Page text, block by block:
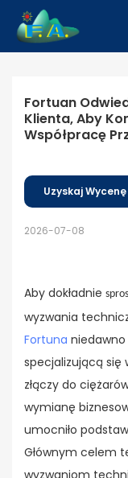
Fortuan
Klienta, Aby
Współpracę
Uzyskaj Wycenę
2026-07-08
Aby dokładnie
wyzwania
Fortuna niedawno
specjalizującą się
złączy do
wymianę
umocniło
Głównym celem